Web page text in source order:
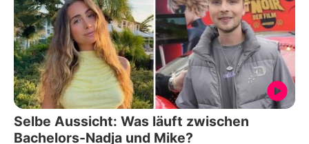
Selbe Aussicht: Was läuft zwischen
Bachelors-Nadja und Mike?